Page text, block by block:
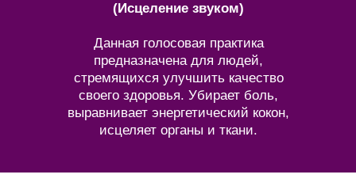
(Исцеление звуком)
Данная голосовая практика
предназначена для людей,
стремящихся улучшить качество
своего здоровья. Убирает боль,
выравнивает энергетический кокон,
исцеляет органы и ткани.